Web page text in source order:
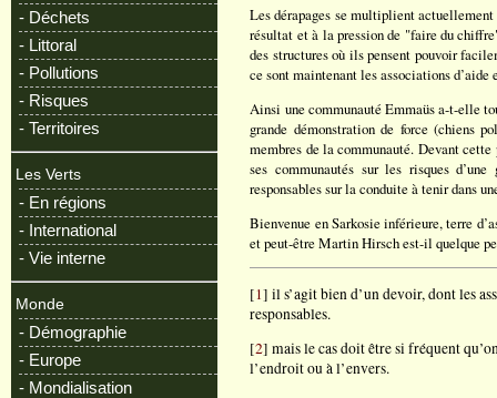
- Déchets
- Littoral
- Pollutions
- Risques
- Territoires
Les Verts
- En régions
- International
- Vie interne
Monde
- Démographie
- Europe
- Mondialisation
Les dérapages se multiplient
résultat et à la pression de "faire du
des structures où ils pensent pouvoir
ce sont maintenant les associations d’aide
Ainsi une communauté Emmaüs a-t-elle
grande démonstration de force (chiens
membres de la communauté. Devant
ses communautés sur les risques
responsables sur la conduite à tenir dans
Bienvenue en Sarkosie inférieure, terre
et peut-être Martin Hirsch est-il quelque
[1] il s’agit bien d’un devoir, dont les
responsables.
[2] mais le cas doit être si fréquent
l’endroit ou à l’envers.